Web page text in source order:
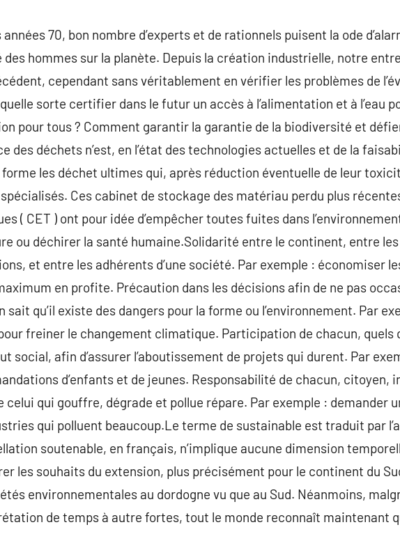
années 70, bon nombre d’experts et de rationnels puisent la ode
des hommes sur la planète. Depuis la création industrielle, notre
cependant sans véritablement en vérifier les problèmes de
sorte certifier dans le futur un accès à l’alimentation et à l’eau
pour tous ? Comment garantir la garantie de la biodiversité et
des déchets n’est, en l’état des technologies actuelles et de la
les déchet ultimes qui, après réduction éventuelle de leur
Ces cabinet de stockage des matériau perdu plus
( CET ) ont pour idée d’empêcher toutes fuites dans
ou déchirer la santé humaine.Solidarité entre le continent, entre
et entre les adhérents d’une société. Par exemple : économiser
en profite. Précaution dans les décisions afin de ne pas
sait qu’il existe des dangers pour la forme ou l’environnement. Par
freiner le changement climatique. Participation de chacun, quels
social, afin d’assurer l’aboutissement de projets qui durent. Par
d’enfants et de jeunes. Responsabilité de chacun, citoyen,
celui qui gouffre, dégrade et pollue répare. Par exemple : demander
qui polluent beaucoup.Le terme de sustainable est traduit par
soutenable, en français, n’implique aucune dimension
les souhaits du extension, plus précisément pour le continent du
environnementales au dordogne vu que au Sud. Néanmoins,
de temps à autre fortes, tout le monde reconnaît maintenant